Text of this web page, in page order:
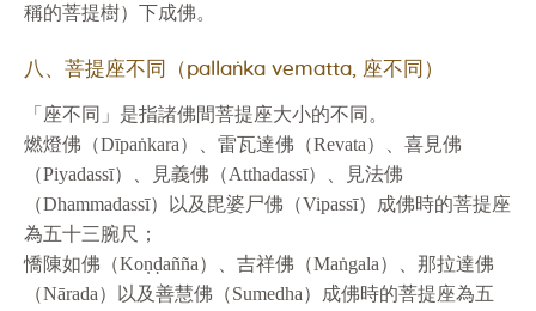
稱的菩提樹）下成佛。
八、菩提座不同（pallaṅka vematta, 座不同）
「座不同」是指諸佛間菩提座大小的不同。
燃燈佛（Dīpaṅkara）、雷瓦達佛（Revata）、喜見佛
（Piyadassī）、見義佛（Atthadassī）、見法佛
（Dhammadassī）以及毘婆尸佛（Vipassī）成佛時的菩提座
為五十三腕尺；
憍陳如佛（Koṇḍañña）、吉祥佛（Maṅgala）、那拉達佛
（Nārada）以及善慧佛（Sumedha）成佛時的菩提座為五